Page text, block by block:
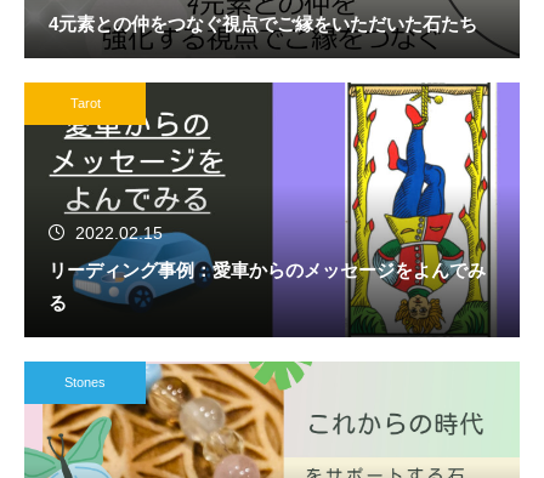
4元素との仲をつなぐ視点でご縁をいただいた石たち
Tarot
2022.02.15
リーディング事例：愛車からのメッセージをよんでみ
る
Stones